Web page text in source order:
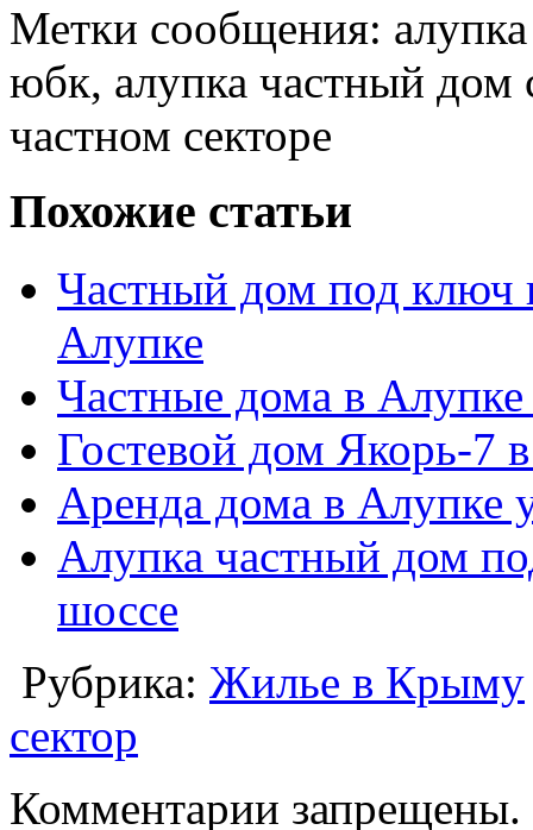
Метки сообщения:
юбк, алупка частный дом
частном секторе
Похожие статьи
Частный дом под ключ
Алупке
Частные дома в
Гостевой дом Якорь-7
Аренда дома в Алупке
Алупка частный дом
шоссе
Рубрика: Жилье в Крыму
сектор
Комментарии запрещены.